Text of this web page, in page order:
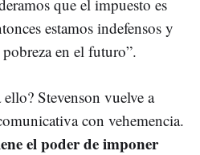
que el impuesto es
estamos indefensos y
en el futuro”.
Stevenson vuelve a
con vehemencia.
el poder de imponer